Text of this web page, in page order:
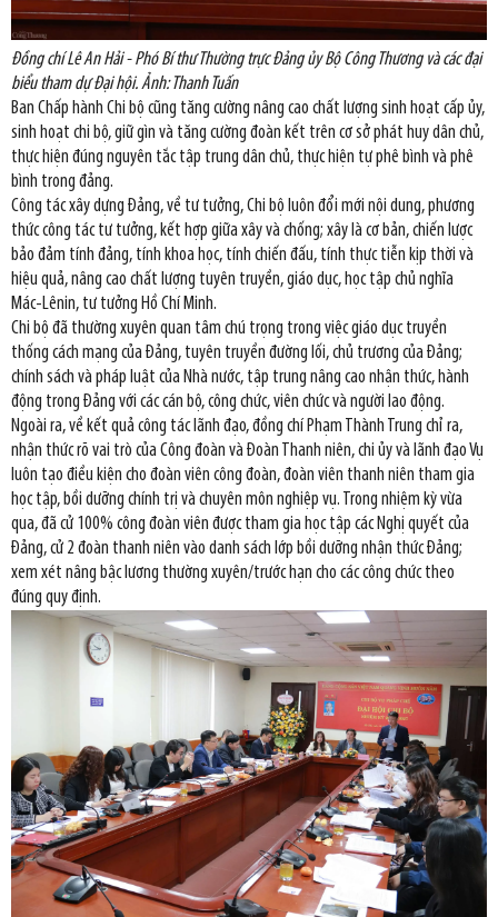
Đồng chí Lê An Hải - Phó Bí thư Thường trực Đảng ủy Bộ Công Thương và các đại
biểu tham dự Đại hội. Ảnh: Thanh Tuấn
Ban Chấp hành Chi bộ cũng tăng cường nâng cao chất lượng sinh hoạt cấp ủy,
sinh hoạt chi bộ, giữ gìn và tăng cường đoàn kết trên cơ sở phát huy dân chủ,
thực hiện đúng nguyên tắc tập trung dân chủ, thực hiện tự phê bình và phê
bình trong đảng.
Công tác xây dựng Đảng, về tư tưởng, Chi bộ luôn đổi mới nội dung, phương
thức công tác tư tưởng, kết hợp giữa xây và chống; xây là cơ bản, chiến lược
bảo đảm tính đảng, tính khoa học, tính chiến đấu, tính thực tiễn kịp thời và
hiệu quả, nâng cao chất lượng tuyên truyền, giáo dục, học tập chủ nghĩa
Mác-Lênin, tư tưởng Hồ Chí Minh.
Chi bộ đã thường xuyên quan tâm chú trọng trong việc giáo dục truyền
thống cách mạng của Đảng, tuyên truyền đường lối, chủ trương của Đảng;
chính sách và pháp luật của Nhà nước, tập trung nâng cao nhận thức, hành
động trong Đảng với các cán bộ, công chức, viên chức và người lao động.
Ngoài ra, về kết quả công tác lãnh đạo, đồng chí Phạm Thành Trung chỉ ra,
nhận thức rõ vai trò của Công đoàn và Đoàn Thanh niên, chi ủy và lãnh đạo Vụ
luôn tạo điều kiện cho đoàn viên công đoàn, đoàn viên thanh niên tham gia
học tập, bồi dưỡng chính trị và chuyên môn nghiệp vụ. Trong nhiệm kỳ vừa
qua, đã cử 100% công đoàn viên được tham gia học tập các Nghị quyết của
Đảng, cử 2 đoàn thanh niên vào danh sách lớp bồi dưỡng nhận thức Đảng;
xem xét nâng bậc lương thường xuyên/trước hạn cho các công chức theo
đúng quy định.